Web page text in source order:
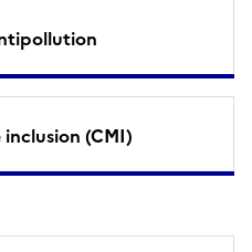
(CMI)